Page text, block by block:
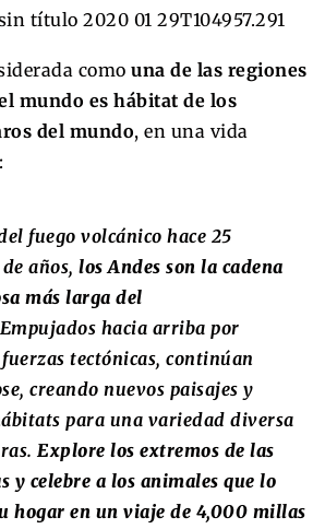
como una de las regiones
mundo es hábitat de los
del mundo, en una vida
fuego volcánico hace 25
años, los Andes son la cadena
más larga del
hacia arriba por
tectónicas, continúan
creando nuevos paisajes y
para una variedad diversa
Explore los extremos de las
y celebre a los animales que lo
hogar en un viaje de 4,000 millas